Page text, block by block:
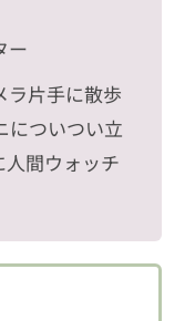
ー
ラ片手に散歩
についつい立
人間ウォッチ